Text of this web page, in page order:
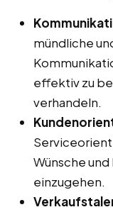
mündliche
effektiv zu
verhandeln.
Wünsche
einzugehen.